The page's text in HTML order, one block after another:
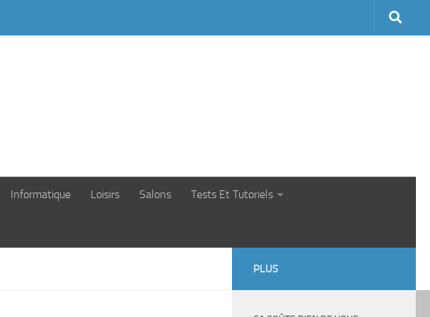
Informatique Loisirs Salons Tests Et Tutoriels
PLUS